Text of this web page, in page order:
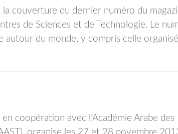
couverture du dernier numéro du
de Sciences et de Technologie. Le
du monde, y compris celle
coopération avec l’Académie Arabe des